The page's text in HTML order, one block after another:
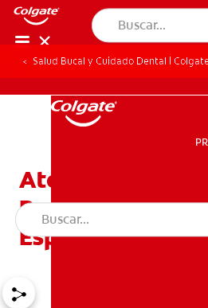
Salud Bucal y Cuidado Dental |
Atención De
Para Niños Con
Especiales